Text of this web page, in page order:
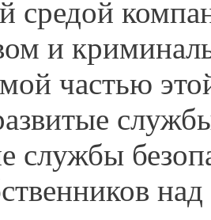
средой
и
частью
службы